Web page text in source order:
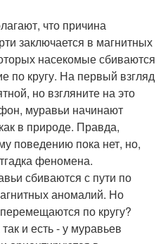
что причина
заключается в магнитных
насекомые сбиваются
по кругу. На первый взгляд
но взгляните на это
муравьи начинают
в природе. Правда,
поведению пока нет, но,
феномена.
сбиваются с пути по
аномалий. Но
по кругу?
и есть - у муравьев